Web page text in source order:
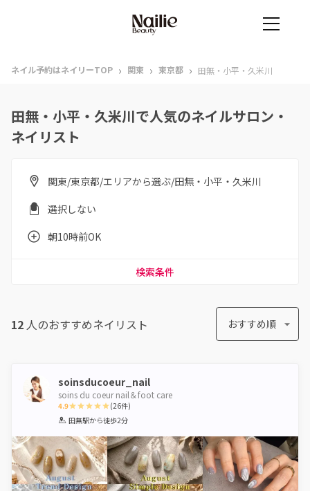
ネイル予約はネイリーTOP › 関東 › 東京都 › 田無・小平・久米川
田無・小平・久米川で人気のネイルサロン・
ネイリスト
関東/東京都/エリアから選ぶ/田無・小平・久米川
選択しない
朝10時前OK
検索条件
12 人のおすすめネイリスト おすすめ順
soinsducoeur_nail
soins du coeur nail＆foot care
4.9
1 2 3 4 5
(26件)
田無駅から徒歩2分